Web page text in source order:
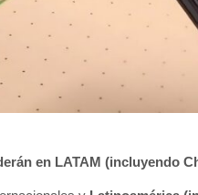
en LATAM (incluyendo